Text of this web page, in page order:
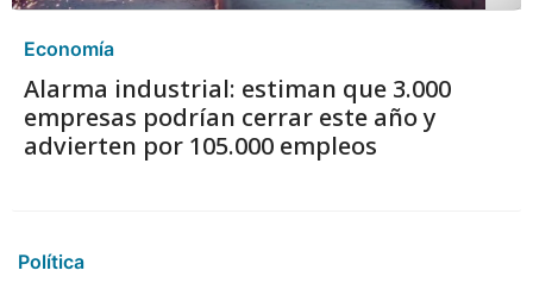
Economía
Alarma industrial: estiman que 3.000
empresas podrían cerrar este año y
advierten por 105.000 empleos
Política